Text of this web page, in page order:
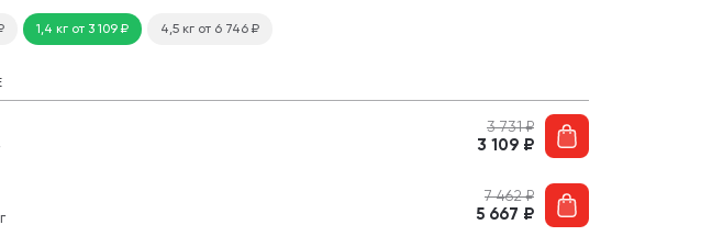
1,4 кг от 3 109₽ 4,5 кг от 6 746 ₽
3 731₽
3 109 ₽
7 462₽
5 667 ₽